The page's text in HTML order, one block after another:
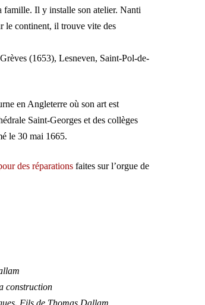
famille. Il y installe son atelier. Nanti
le continent, il trouve vite des
(1653), Lesneven, Saint-Pol-de-
en Angleterre où son art est
Saint-Georges et des collèges
le 30 mai 1665.
des réparations faites sur l’orgue de
construction
Fils de Thomas Dallam